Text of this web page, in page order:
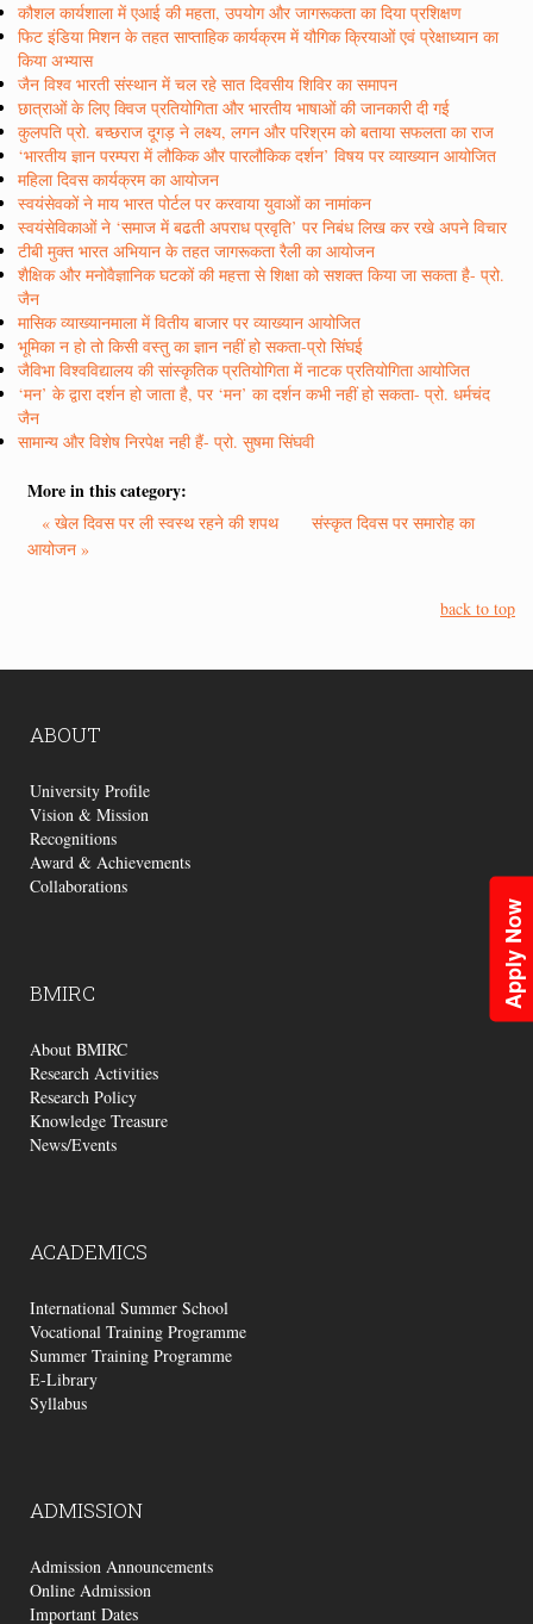
Apply Now
कौशल कार्यशाला में एआई की महता, उपयोग और जागरूकता का दिया प्रशिक्षण
फिट इंडिया मिशन के तहत साप्ताहिक कार्यक्रम में यौगिक क्रियाओं एवं प्रेक्षाध्यान का
किया अभ्यास
जैन विश्व भारती संस्थान में चल रहे सात दिवसीय शिविर का समापन
छात्राओं के लिए क्विज प्रतियोगिता और भारतीय भाषाओं की जानकारी दी गई
कुलपति प्रो. बच्छराज दूगड़ ने लक्ष्य, लगन और परिश्रम को बताया सफलता का राज
‘भारतीय ज्ञान परम्परा में लौकिक और पारलौकिक दर्शन’ विषय पर व्याख्यान आयोजित
महिला दिवस कार्यक्रम का आयोजन
स्वयंसेवकों ने माय भारत पोर्टल पर करवाया युवाओं का नामांकन
स्वयंसेविकाओं ने ‘समाज में बढती अपराध प्रवृति’ पर निबंध लिख कर रखे अपने विचार
टीबी मुक्त भारत अभियान के तहत जागरूकता रैली का आयोजन
शैक्षिक और मनोवैज्ञानिक घटकों की महत्ता से शिक्षा को सशक्त किया जा सकता है- प्रो.
जैन
मासिक व्याख्यानमाला में वितीय बाजार पर व्याख्यान आयोजित
भूमिका न हो तो किसी वस्तु का ज्ञान नहीं हो सकता-प्रो सिंघई
जैविभा विश्वविद्यालय की सांस्कृतिक प्रतियोगिता में नाटक प्रतियोगिता आयोजित
‘मन’ के द्वारा दर्शन हो जाता है, पर ‘मन’ का दर्शन कभी नहीं हो सकता- प्रो. धर्मचंद
जैन
सामान्य और विशेष निरपेक्ष नही हैं- प्रो. सुषमा सिंघवी
More in this category:
« खेल दिवस पर ली स्वस्थ रहने की शपथ
संस्कृत दिवस पर समारोह का
आयोजन »
back to top
ABOUT
University Profile
Vision & Mission
Recognitions
Award & Achievements
Collaborations
BMIRC
About BMIRC
Research Activities
Research Policy
Knowledge Treasure
News/Events
ACADEMICS
International Summer School
Vocational Training Programme
Summer Training Programme
E-Library
Syllabus
ADMISSION
Admission Announcements
Online Admission
Important Dates